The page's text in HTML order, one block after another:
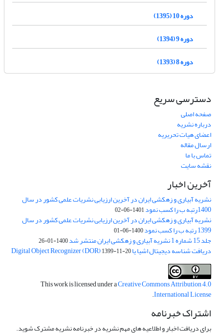
دوره 10 (1395)
دوره 9 (1394)
دوره 8 (1393)
دسترسی سریع
صفحه اصلی
درباره نشریه
اعضای هیات تحریریه
ارسال مقاله
تماس با ما
نقشه سایت
آخرین اخبار
نشریه آبیاری و زهکشی ایران در آخرین ارزیابی نشریات علمی کشور در سال
1400رتبه ب را کسب نمود 1401-06-02
نشریه آبیاری و زهکشی ایران در آخرین ارزیابی نشریات علمی کشور در سال
1399 رتبه ب را کسب نمود 1400-06-01
جلد 15 شماره 1 نشریه آبیاری و زهکشی ایران منتشر شد 1400-01-26
دریافت شناسه دیجیتال اشیا یا Digital Object Recognizer (DOR)1399-11-20
This work is licensed under aCreative Commons Attribution 4.0
International License
.
اشتراک خبرنامه
برای دریافت اخبار و اطلاعیه های مهم نشریه در خبرنامه نشریه مشترک شوید.